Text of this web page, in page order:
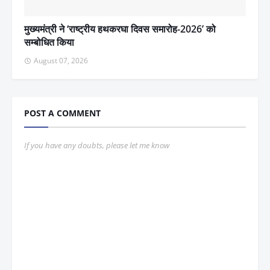
मुख्यमंत्री ने ‘राष्ट्रीय हथकरघा दिवस समारोह-2026’ को
सम्बोधित किया
August 07, 2026
POST A COMMENT
If you have any doubts, please let me know